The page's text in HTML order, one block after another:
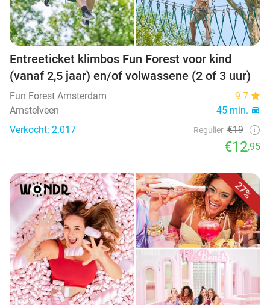
Entreeticket klimbos Fun Forest voor kind
(vanaf 2,5 jaar) en/of volwassene (2 of 3 uur)
Fun Forest Amsterdam
9.7
Amstelveen
45 min.
Verkocht: 2.017
Regulier €19
€12,95
27%